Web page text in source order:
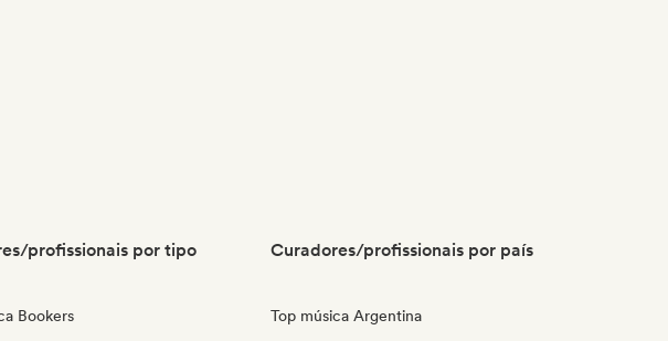
profissionais por tipo
Bookers
Curadores/profissionais por país
Top música Argentina